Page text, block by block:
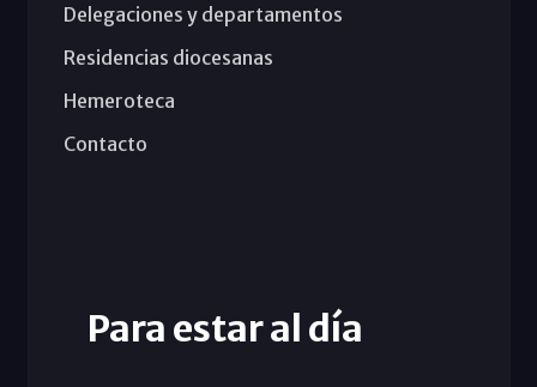
Delegaciones y departamentos
Residencias diocesanas
Hemeroteca
Contacto
Para estar al día